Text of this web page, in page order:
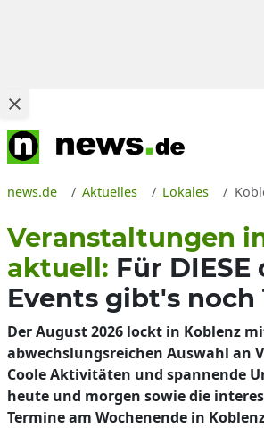
news.de Aktuelles Lokales
Veranstaltungen
aktuell: Für DIESE
Events gibt's noch
Der August 2026 lockt in Koblenz
abwechslungsreichen Auswahl an
Coole Aktivitäten und spannende
heute und morgen sowie die
Termine am Wochenende in